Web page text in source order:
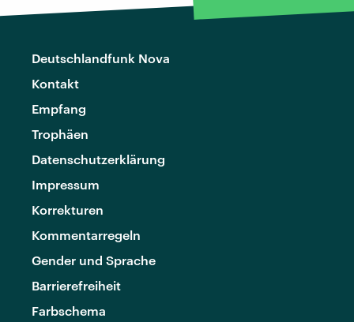
Deutschlandfunk Nova
Kontakt
Empfang
Trophäen
Datenschutzerklärung
Impressum
Korrekturen
Kommentarregeln
Gender und Sprache
Barrierefreiheit
Farbschema